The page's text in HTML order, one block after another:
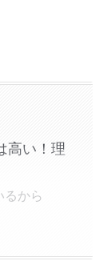
高い！理
るから